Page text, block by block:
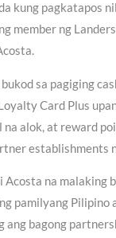
kung pagkatapos
member ng
sa pagiging
Card Plus
alok, at reward
establishments
Acosta na malaking
pamilyang Pilipino
ang bagong